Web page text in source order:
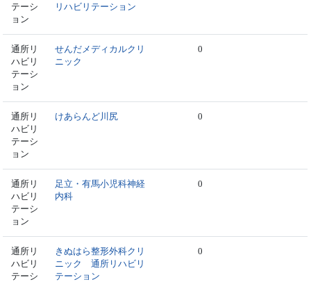
テーシ
ョン
リハビリテーション
通所リ
ハビリ
テーシ
ョン
せんだメディカルクリ
ニック
0
通所リ
ハビリ
テーシ
ョン
けあらんど川尻 0
通所リ
ハビリ
テーシ
ョン
足立・有馬小児科神経
内科
0
通所リ
ハビリ
テーシ
きぬはら整形外科クリ
ニック 通所リハビリ
テーション
0